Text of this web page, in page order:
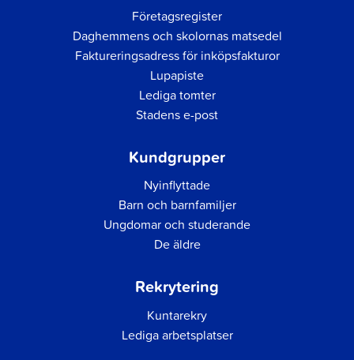
Företagsregister
Daghemmens och skolornas matsedel
Faktureringsadress för inköpsfakturor
Lupapiste
Lediga tomter
Stadens e-post
Kundgrupper
Nyinflyttade
Barn och barnfamiljer
Ungdomar och studerande
De äldre
Rekrytering
Kuntarekry
Lediga arbetsplatser